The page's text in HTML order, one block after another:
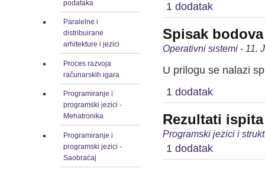
podataka
Paralelne i
distribuirane
arhitekture i jezici
Proces razvoja
računarskih igara
Programiranje i
programski jezici -
Mehatronika
Programiranje i
programski jezici -
Saobraćaj
1 dodatak
Spisak
Operativni sistemi - 11.
U prilogu se nalazi
1 dodatak
Rezultati
Programski jezici i
1 dodatak